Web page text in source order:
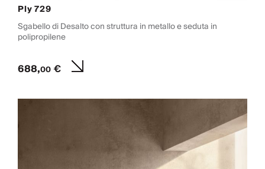
Ply 729
Sgabello di Desalto con struttura in metallo e seduta in
polipropilene
688,00€